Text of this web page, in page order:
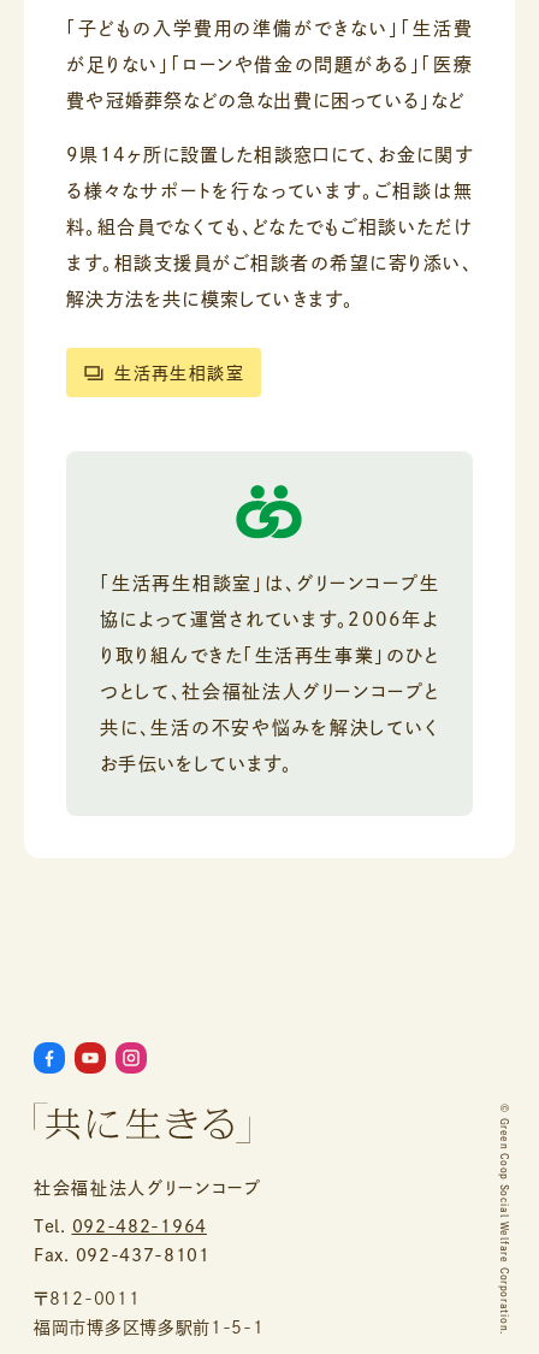
「子どもの入学費用の準備ができない」
「生活費
が足りない」
「ローンや借金の問題がある」
「医療
費や冠婚葬祭などの急な出費に困っている」など
9県14ヶ所に設置した相談窓口にて、お金に関す
る様々なサポートを行なっています。 ご相談は無
料。組合員でなくても、どなたでもご相談いただけ
ます。 相談支援員がご相談者の希望に寄り添い、
解決方法を共に模索していきます。
生活再生相談室
「生活再生相談室」は、グリーンコープ生
協によって運営されています。 2006年よ
り取り組んできた「生活再生事業」のひと
つとして、社会福祉法人グリーンコープと
共に、生活の不安や悩みを解決していく
お手伝いをしています。
社会福祉法人グリーンコープ
Tel. 092-482-1964
Fax. 092-437-8101
〒812-0011
福岡市博多区博多駅前1-5-1
©
Green Coop Social Welfare Corporation.